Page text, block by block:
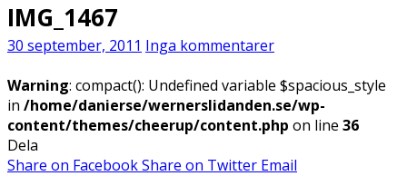
IMG_1467
30 september, 2011 Inga kommentarer
Warning: compact(): Undefined variable $spacious_style
in /home/danierse/wernerslidanden.se/wp-
content/themes/cheerup/content.php on line 36
Dela
Share on FacebookShare on Twitter Email